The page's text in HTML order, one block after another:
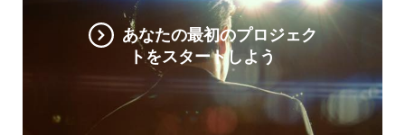
あなたの最初のプロジェク
トをスタートしよう